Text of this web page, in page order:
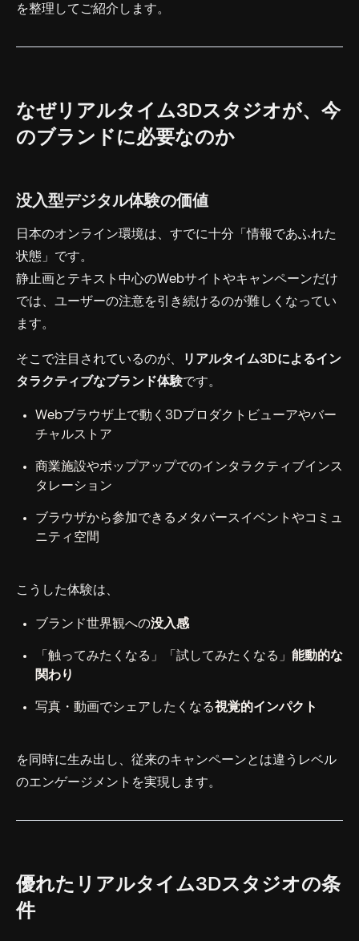
を整理してご紹介します。
なぜリアルタイム3Dスタジオが、今
のブランドに必要なのか
没入型デジタル体験の価値
日本のオンライン環境は、すでに十分「情報であふれた
状態」です。
静止画とテキスト中心のWebサイトやキャンペーンだけ
では、ユーザーの注意を引き続けるのが難しくなってい
ます。
そこで注目されているのが、
リアルタイム3Dによるイン
タラクティブなブランド体験です。
Webブラウザ上で動く3Dプロダクトビューアやバー
チャルストア
商業施設やポップアップでのインタラクティブインス
タレーション
ブラウザから参加できるメタバースイベントやコミュ
ニティ空間
こうした体験は、
ブランド世界観への没入感
「触ってみたくなる」「試してみたくなる」 能動的な
関わり
写真・動画でシェアしたくなる視覚的インパクト
を同時に生み出し、従来のキャンペーンとは違うレベル
のエンゲージメントを実現します。
優れたリアルタイム3Dスタジオの条
件